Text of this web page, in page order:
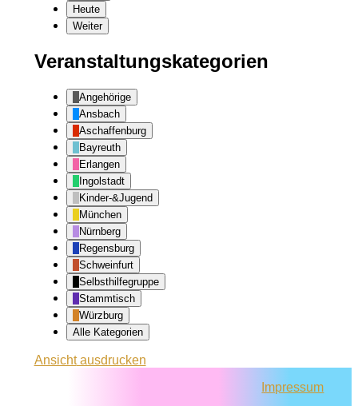
Heute
Weiter
Veranstaltungskategorien
Angehörige
Ansbach
Aschaffenburg
Bayreuth
Erlangen
Ingolstadt
Kinder-&Jugend
München
Nürnberg
Regensburg
Schweinfurt
Selbsthilfegruppe
Stammtisch
Würzburg
Alle Kategorien
Ansichtausdrucken
Impressum